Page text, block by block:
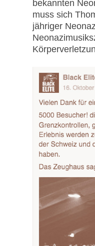
bekannten
muss sich
jähriger